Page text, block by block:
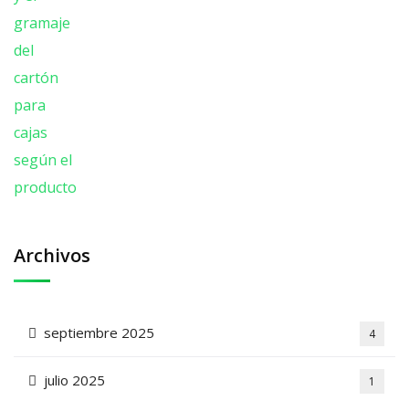
Archivos
septiembre 2025 4
julio 2025 1